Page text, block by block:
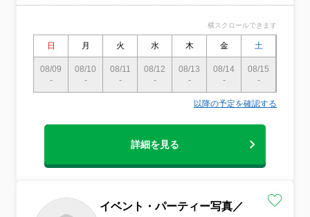
間外の予約も相談可 ※撮影は主に土日
影にご対応致します●作業前日、または当日
に電話で連絡いたします
横スクロールできます
日 月 火 水 木 金 土
08/09
-
08/10
-
08/11
-
08/12
-
08/13
-
08/14
-
08/15
-
以降の予定を確認する
詳細を見る
イベント・パーティー写真／